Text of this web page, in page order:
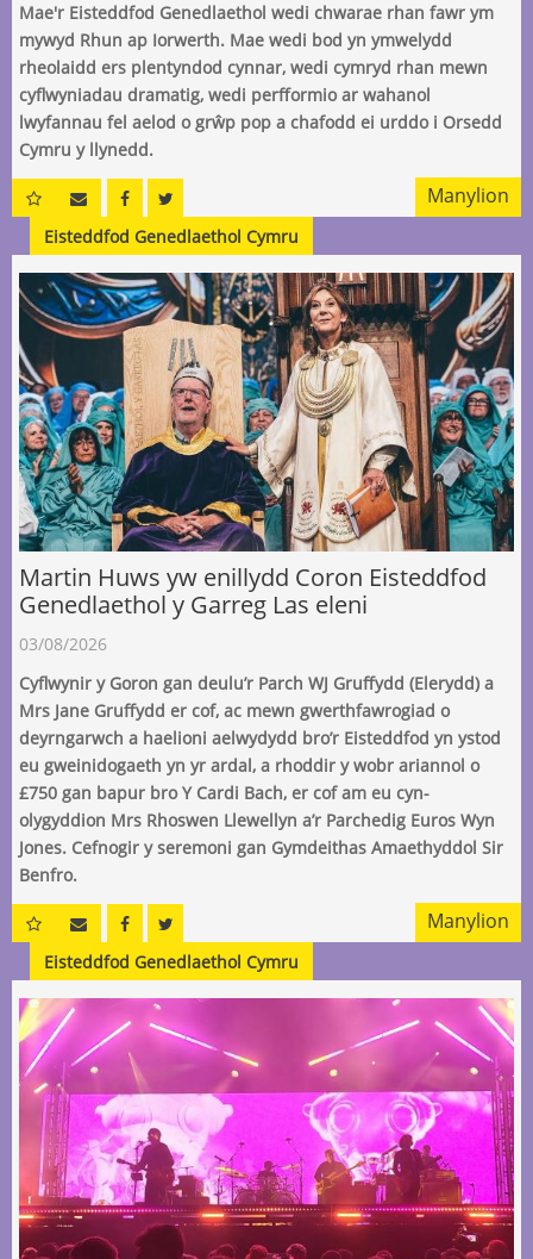
Mae'r Eisteddfod Genedlaethol wedi chwarae rhan fawr ym
mywyd Rhun ap Iorwerth. Mae wedi bod yn ymwelydd
rheolaidd ers plentyndod cynnar, wedi cymryd rhan mewn
cyflwyniadau dramatig, wedi perfformio ar wahanol
lwyfannau fel aelod o grŵp pop a chafodd ei urddo i Orsedd
Cymru y llynedd.
Manylion
Eisteddfod Genedlaethol Cymru
Martin Huws yw enillydd Coron Eisteddfod
Genedlaethol y Garreg Las eleni
03/08/2026
Cyflwynir y Goron gan deulu’r Parch WJ Gruffydd (Elerydd) a
Mrs Jane Gruffydd er cof, ac mewn gwerthfawrogiad o
deyrngarwch a haelioni aelwydydd bro’r Eisteddfod yn ystod
eu gweinidogaeth yn yr ardal, a rhoddir y wobr ariannol o
£750 gan bapur bro Y Cardi Bach, er cof am eu cyn-
olygyddion Mrs Rhoswen Llewellyn a’r Parchedig Euros Wyn
Jones. Cefnogir y seremoni gan Gymdeithas Amaethyddol Sir
Benfro.
Manylion
Eisteddfod Genedlaethol Cymru